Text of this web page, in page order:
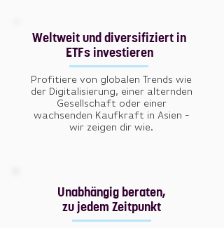
Weltweit und diversifiziert in
ETFs investieren
Profitiere von globalen Trends wie
der Digitalisierung, einer alternden
Gesellschaft oder einer
wachsenden Kaufkraft in Asien -
wir zeigen dir wie.
Unabhängig beraten,
zu jedem Zeitpunkt